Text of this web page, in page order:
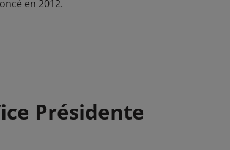
en 2012.
Présidente